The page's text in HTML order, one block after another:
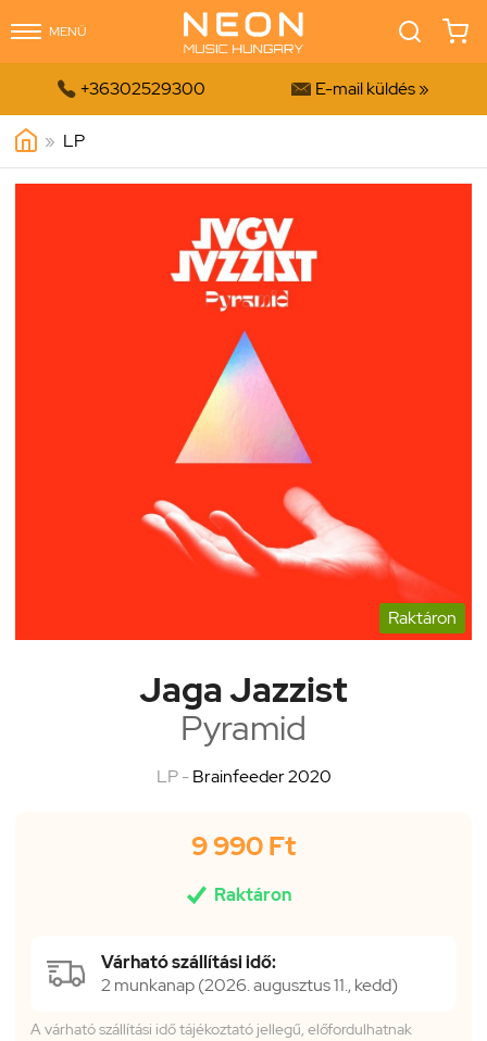
MENÜ
 +36302529300  E-mail küldés »
» LP
Raktáron
Jaga Jazzist
Pyramid
LP -Brainfeeder 2020
9 990 Ft
 Raktáron
Várható szállítási idő:
2 munkanap (2026. augusztus 11., kedd)
A várható szállítási idő tájékoztató jellegű, előfordulhatnak